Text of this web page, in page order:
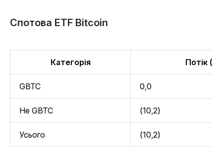
Спотова ETF Bitcoin
Категорія Потік
GBTC 0,0
Не GBTC (10,2)
Усього (10,2)